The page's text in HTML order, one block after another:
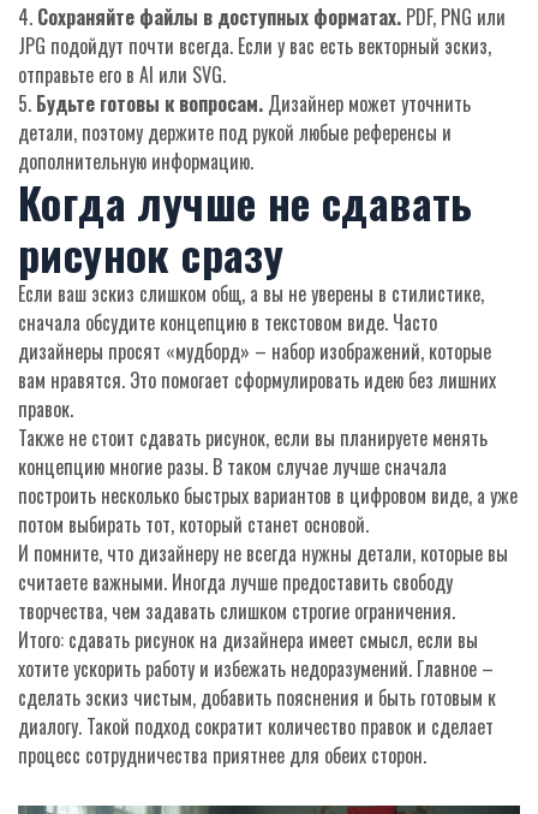
4. Сохраняйте файлы в доступных форматах. PDF, PNG или
JPG подойдут почти всегда. Если у вас есть векторный эскиз,
отправьте его в AI или SVG.
5. Будьте готовы к вопросам. Дизайнер может уточнить
детали, поэтому держите под рукой любые референсы и
дополнительную информацию.
Когда лучше не сдавать
рисунок сразу
Если ваш эскиз слишком общ, а вы не уверены в стилистике,
сначала обсудите концепцию в текстовом виде. Часто
дизайнеры просят «мудборд» – набор изображений, которые
вам нравятся. Это помогает сформулировать идею без лишних
правок.
Также не стоит сдавать рисунок, если вы планируете менять
концепцию многие разы. В таком случае лучше сначала
построить несколько быстрых вариантов в цифровом виде, а уже
потом выбирать тот, который станет основой.
И помните, что дизайнеру не всегда нужны детали, которые вы
считаете важными. Иногда лучше предоставить свободу
творчества, чем задавать слишком строгие ограничения.
Итого: сдавать рисунок на дизайнера имеет смысл, если вы
хотите ускорить работу и избежать недоразумений. Главное –
сделать эскиз чистым, добавить пояснения и быть готовым к
диалогу. Такой подход сократит количество правок и сделает
процесс сотрудничества приятнее для обеих сторон.